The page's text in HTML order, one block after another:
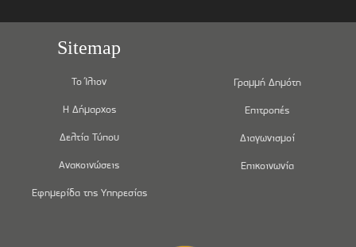
Sitemap
Το Ίλιον
Η Δήμαρχος
Δελτία Τύπου
Ανακοινώσεις
Εφημερίδα της Υπηρεσίας
Γραμμή Δημότη
Επιτροπές
Διαγωνισμοί
Επικοινωνία